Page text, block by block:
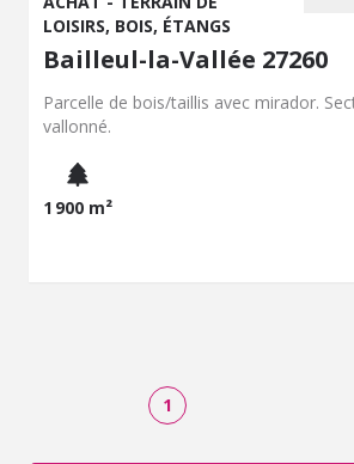
LOISIRS, BOIS, ÉTANGS
Bailleul-la-Vallée 27260
Parcelle de bois/taillis avec mirador.
vallonné.
1 900 m²
1